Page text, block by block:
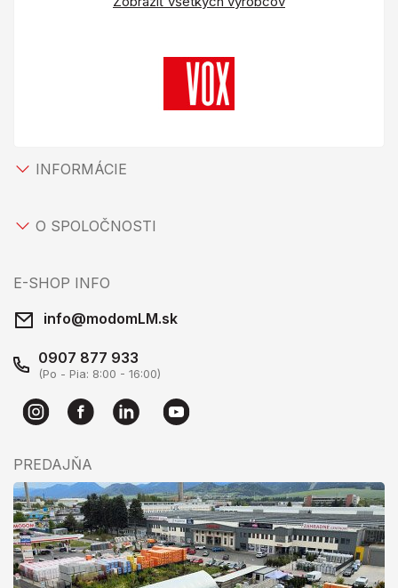
INFORMÁCIE
O SPOLOČNOSTI
E-SHOP INFO
info@modomLM.sk
0907 877 933
(Po - Pia: 8:00 - 16:00)
PREDAJŇA